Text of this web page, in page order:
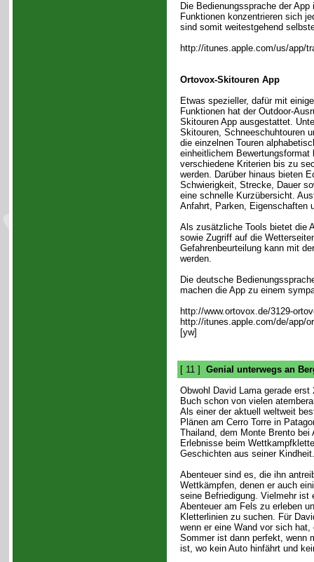
Die Bedienungssprache der
Funktionen konzentrieren sich
sind somit weitestgehend
http://itunes.apple.com/us/app/
Ortovox-Skitouren App
Etwas spezieller, dafür mit
Funktionen hat der Outdoor-
Skitouren App ausgestattet.
Skitouren, Schneeschuhtouren
die einzelnen Touren
einheitlichem Bewertungsformat
verschiedene Kriterien bis zu
werden. Darüber hinaus bieten
Schwierigkeit, Strecke, Dauer
eine schnelle Kurzübersicht.
Anfahrt, Parken, Eigenschaften
Als zusätzliche Tools bietet die
sowie Zugriff auf die
Gefahrenbeurteilung kann mit
werden.
Die deutsche
machen die App zu einem
http://www.ortovox.de/3129-
http://itunes.apple.com/de/app/
[yw]
[ 11 ] Genial unterwegs an
Obwohl David Lama gerade
Buch schon von vielen
Als einer der aktuell weltweit
Plänen am Cerro Torre in
Thailand, dem Monte Brento bei
Erlebnisse beim
Geschichten aus seiner Kindheit.
Abenteuer sind es, die ihn
Wettkämpfen, denen er auch
seine Befriedigung. Vielmehr ist
Abenteuer am Fels zu erleben
Kletterlinien zu suchen. Für
wenn er eine Wand vor sich
Sommer ist dann perfekt, wenn
ist, wo kein Auto hinfährt und